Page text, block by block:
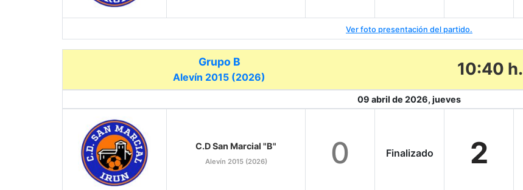
Ver foto presentación del partido.
Grupo B
Alevín 2015 (2026) 10:40 h.
09 abril de 2026, jueves
C.D San Marcial "B"
Alevín 2015 (2026) 0 Finalizado 2